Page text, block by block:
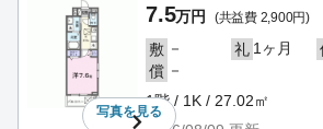
写真を見る
7.5万円 (共益費 2,900円)
敷 － 礼 1ヶ月
償 －
1階 / 1K / 27.02㎡